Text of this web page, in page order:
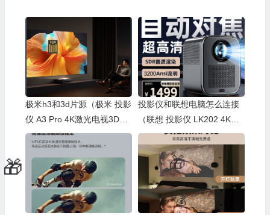
极米h3和3d片源（极米 投影
仪 A3 Pro 4K激光电视3D电
视好不好）
投影仪和联想电脑怎么连接
（联想 投影仪 LK202 4K家
庭影院3D电视体验效果好
吗）
💰